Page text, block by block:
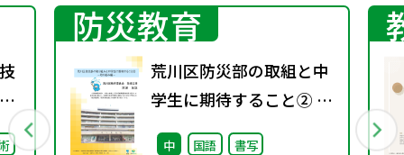
防災教育
荒川区防災部の取組と中
学生に期待すること② ～
取り組み編～
中 国語
書写